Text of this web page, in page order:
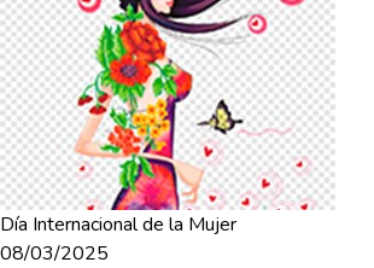
Día Internacional de la Mujer
08/03/2025